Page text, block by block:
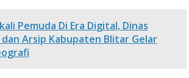
Pemuda Di Era Digital, Dinas
Arsip Kabupaten Blitar Gelar